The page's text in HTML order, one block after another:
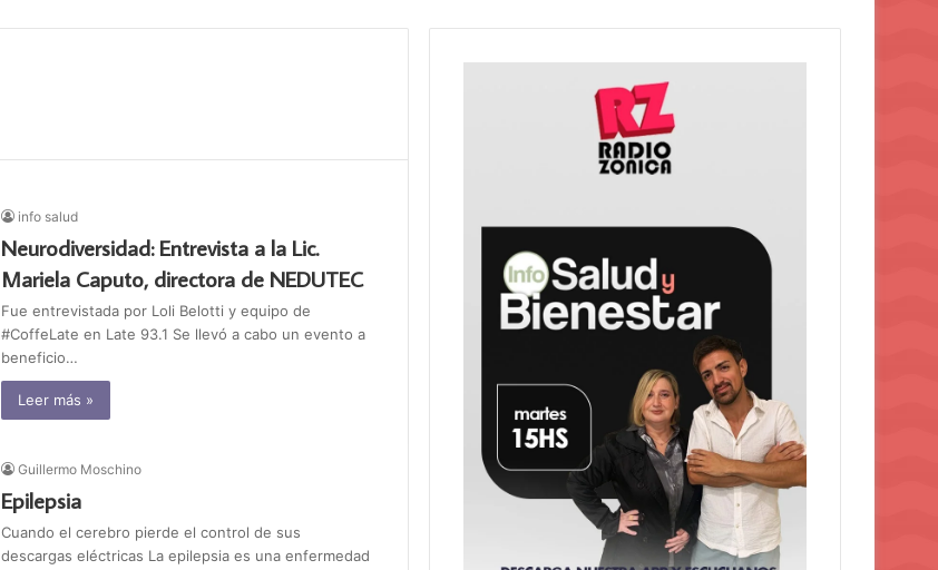
info salud
Neurodiversidad: Entrevista a la Lic.
Mariela Caputo, directora de NEDUTEC
Fue entrevistada por Loli Belotti y equipo de
#CoffeLate en Late 93.1 Se llevó a cabo un evento a
beneficio…
Leer más »
Guillermo Moschino
Epilepsia
Cuando el cerebro pierde el control de sus
descargas eléctricas La epilepsia es una enfermedad